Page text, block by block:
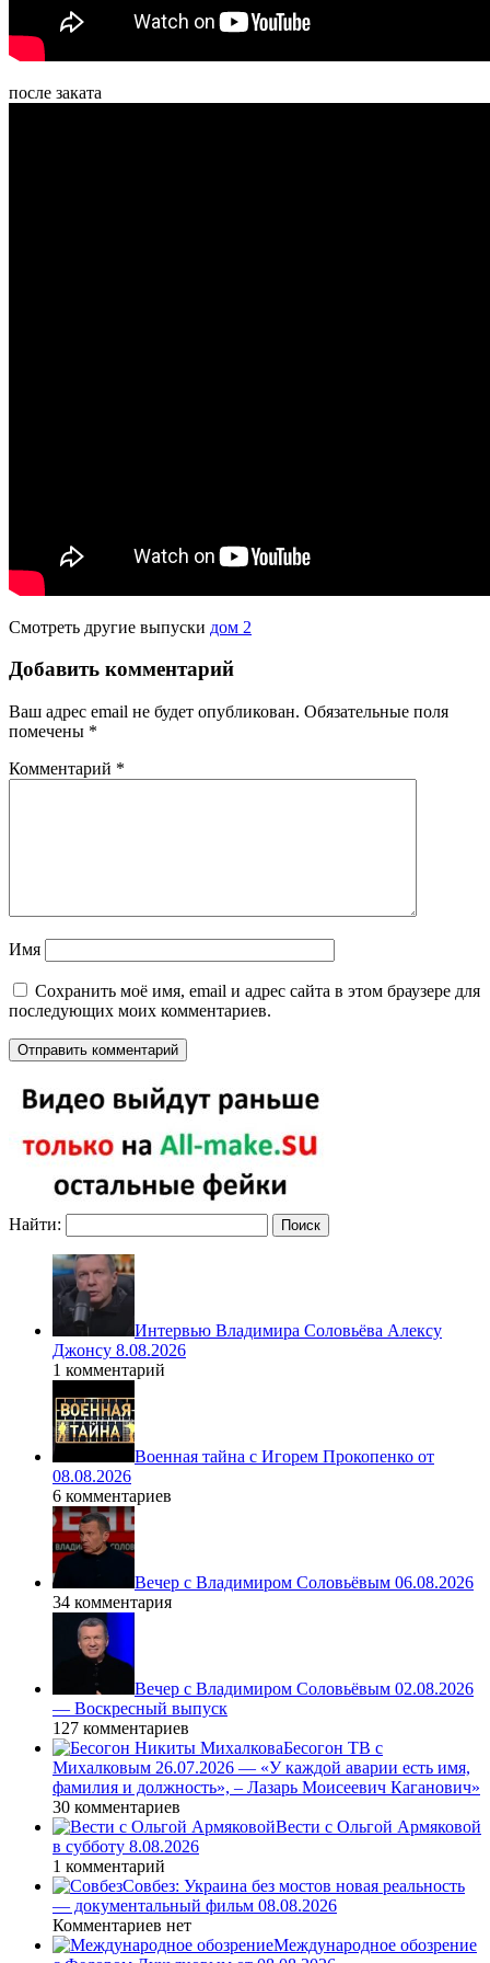
после заката
Смотреть другие выпуски дом 2
Добавить комментарий
Ваш адрес email не будет опубликован. Обязательные поля
помечены *
Комментарий *
Имя
Сохранить моё имя, email и адрес сайта в этом браузере для
последующих моих комментариев.
Найти:
Интервью Владимира Соловьёва Алексу
Джонсу 8.08.2026
1 комментарий
Военная тайна с Игорем Прокопенко от
08.08.2026
6 комментариев
Вечер с Владимиром Соловьёвым 06.08.2026
34 комментария
Вечер с Владимиром Соловьёвым 02.08.2026
— Воскресный выпуск
127 комментариев
Бесогон ТВ с
Михалковым 26.07.2026 — «У каждой аварии есть имя,
фамилия и должность», – Лазарь Моисеевич Каганович»
30 комментариев
Вести с Ольгой Армяковой
в субботу 8.08.2026
1 комментарий
Совбез: Украина без мостов новая реальность
— документальный фильм 08.08.2026
Комментариев нет
Международное обозрение